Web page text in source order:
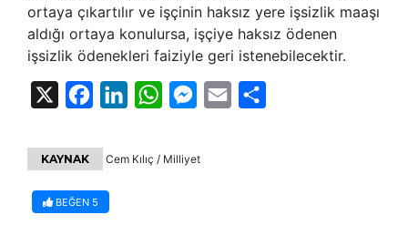
ortaya çıkartılır ve işçinin haksız yere işsizlik maaşı
aldığı ortaya konulursa, işçiye haksız ödenen
işsizlik ödenekleri faiziyle geri istenebilecektir.
FacebookLinkedInWhatsAppMessenger
Email
KAYNAK Cem Kılıç / Milliyet
BEĞEN 5